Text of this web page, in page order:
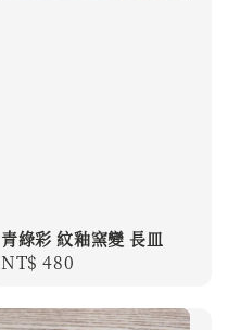
青綠彩 紋釉窯變 長皿
Regular
NT$ 480